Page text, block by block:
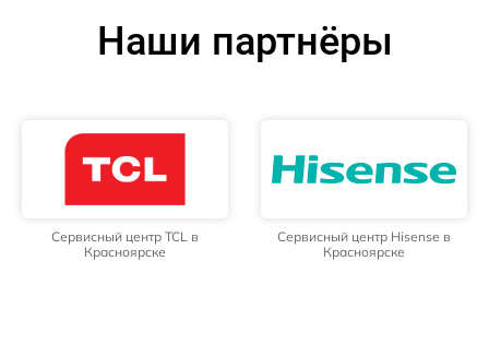
Наши партнёры
Сервисный центр TCL в
Красноярске
Сервисный центр Hisense в
Красноярске